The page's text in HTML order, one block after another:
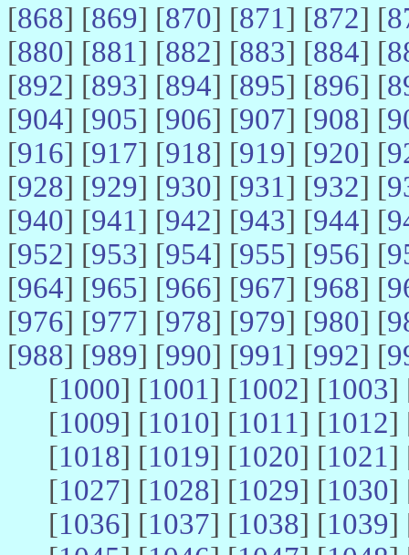
[868] [869] [870] [871] [872] [
[880] [881] [882] [883] [884] [
[892] [893] [894] [895] [896] [
[904] [905] [906] [907] [908] [
[916] [917] [918] [919] [920] [
[928] [929] [930] [931] [932] [
[940] [941] [942] [943] [944] [
[952] [953] [954] [955] [956] [
[964] [965] [966] [967] [968] [
[976] [977] [978] [979] [980] [
[988] [989] [990] [991] [992] [
[1000] [1001] [1002] [1003]
[1009] [1010] [1011] [1012]
[1018] [1019] [1020] [1021]
[1027] [1028] [1029] [1030]
[1036] [1037] [1038] [1039]